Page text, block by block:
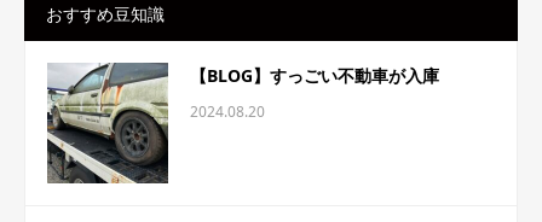
おすすめ豆知識
【BLOG】すっごい不動車が入庫
2024.08.20